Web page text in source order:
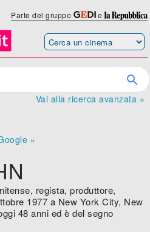
Parte del gruppo e
Vai alla ricerca avanzata »
»
regista, produttore,
1977 a New York City, New
48 anni ed è del segno